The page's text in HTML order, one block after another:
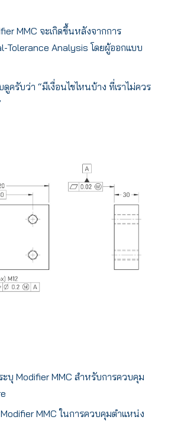
MMC จะเกิดขึ้นหลังจากการ
Tolerance Analysis โดยผู้ออกแบบ
ครับว่า “มีเงื่อนไขไหนบ้าง ที่เราไม่ควร
ะบุ Modifier MMC สำหรับการควบคุม
Modifier MMC ในการควบคุมตำแหน่ง